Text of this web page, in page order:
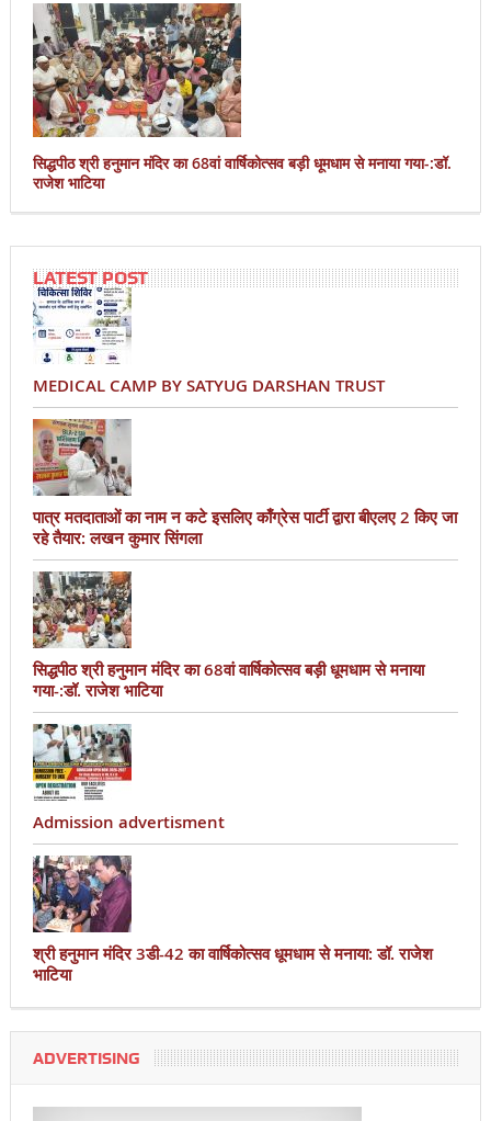
सिद्धपीठ श्री हनुमान मंदिर का 68वां वार्षिकोत्सव बड़ी धूमधाम से मनाया गया-:डॉ.
राजेश भाटिया
LATEST POST
MEDICAL CAMP BY SATYUG DARSHAN TRUST
पात्र मतदाताओं का नाम न कटे इसलिए काँग्रेस पार्टी द्वारा बीएलए 2 किए जा
रहे तैयार: लखन कुमार सिंगला
सिद्धपीठ श्री हनुमान मंदिर का 68वां वार्षिकोत्सव बड़ी धूमधाम से मनाया
गया-:डॉ. राजेश भाटिया
Admission advertisment
श्री हनुमान मंदिर 3डी-42 का वार्षिकोत्सव धूमधाम से मनाया: डॉ. राजेश
भाटिया
ADVERTISING